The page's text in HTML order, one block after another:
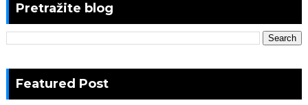
Pretražite blog
Featured Post